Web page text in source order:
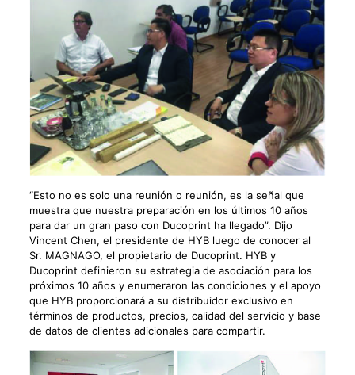
“Esto no es solo una reunión o reunión, es la señal que
muestra que nuestra preparación en los últimos 10 años
para dar un gran paso con Ducoprint ha llegado”. Dijo
Vincent Chen, el presidente de HYB luego de conocer al
Sr. MAGNAGO, el propietario de Ducoprint. HYB y
Ducoprint definieron su estrategia de asociación para los
próximos 10 años y enumeraron las condiciones y el apoyo
que HYB proporcionará a su distribuidor exclusivo en
términos de productos, precios, calidad del servicio y base
de datos de clientes adicionales para compartir.